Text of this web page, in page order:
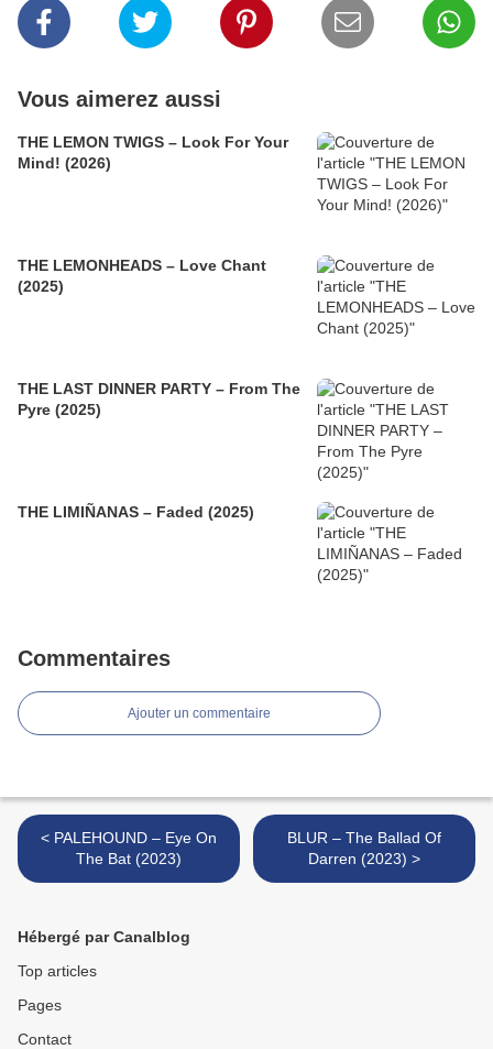
Vous aimerez aussi
THE LEMON TWIGS – Look For Your
Mind! (2026)
THE LEMONHEADS – Love Chant
(2025)
THE LAST DINNER PARTY – From The
Pyre (2025)
THE LIMIÑANAS – Faded (2025)
Commentaires
Ajouter un commentaire
< PALEHOUND – Eye On
The Bat (2023)
BLUR – The Ballad Of
Darren (2023) >
Hébergé par Canalblog
Top articles
Pages
Contact